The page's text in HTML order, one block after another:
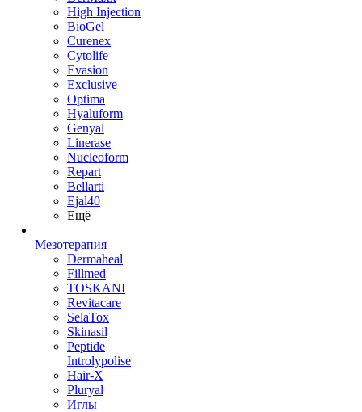
High Injection
BioGel
Curenex
Cytolife
Evasion
Exclusive
Optima
Hyaluform
Genyal
Linerase
Nucleoform
Repart
Bellarti
Ejal40
Ещё
Мезотерапия
Dermaheal
Fillmed
TOSKANI
Revitacare
SelaTox
Skinasil
Peptide
Introlypolise
Hair-X
Pluryal
Иглы